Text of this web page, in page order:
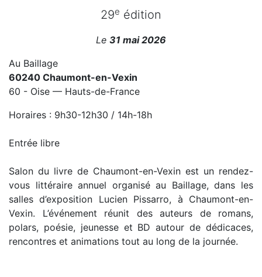
29e édition
Le 31 mai 2026
Au Baillage
60240 Chaumont-en-Vexin
60 - Oise — Hauts-de-France
Horaires : 9h30-12h30 / 14h-18h
Entrée libre
Salon du livre de Chaumont-en-Vexin est un rendez-
vous littéraire annuel organisé au Baillage, dans les
salles d’exposition Lucien Pissarro, à Chaumont-en-
Vexin. L’événement réunit des auteurs de romans,
polars, poésie, jeunesse et BD autour de dédicaces,
rencontres et animations tout au long de la journée.